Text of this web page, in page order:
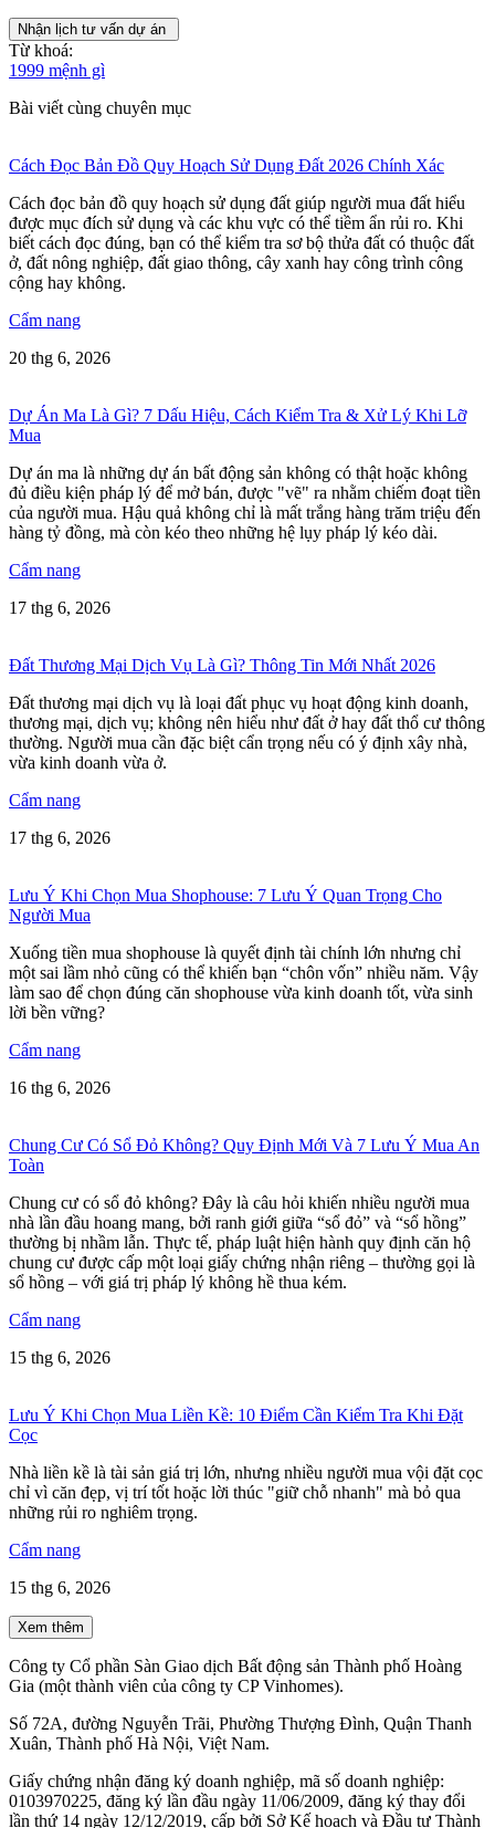
Nhận lịch tư vấn dự án
Từ khoá:
1999 mệnh gì
Bài viết cùng chuyên mục
Cách Đọc Bản Đồ Quy Hoạch Sử Dụng Đất 2026 Chính Xác
Cách đọc bản đồ quy hoạch sử dụng đất giúp người mua đất hiểu
được mục đích sử dụng và các khu vực có thể tiềm ẩn rủi ro. Khi
biết cách đọc đúng, bạn có thể kiểm tra sơ bộ thửa đất có thuộc đất
ở, đất nông nghiệp, đất giao thông, cây xanh hay công trình công
cộng hay không.
Cẩm nang
20 thg 6, 2026
Dự Án Ma Là Gì? 7 Dấu Hiệu, Cách Kiểm Tra & Xử Lý Khi Lỡ
Mua
Dự án ma là những dự án bất động sản không có thật hoặc không
đủ điều kiện pháp lý để mở bán, được "vẽ" ra nhằm chiếm đoạt tiền
của người mua. Hậu quả không chỉ là mất trắng hàng trăm triệu đến
hàng tỷ đồng, mà còn kéo theo những hệ lụy pháp lý kéo dài.
Cẩm nang
17 thg 6, 2026
Đất Thương Mại Dịch Vụ Là Gì? Thông Tin Mới Nhất 2026
Đất thương mại dịch vụ là loại đất phục vụ hoạt động kinh doanh,
thương mại, dịch vụ; không nên hiểu như đất ở hay đất thổ cư thông
thường. Người mua cần đặc biệt cẩn trọng nếu có ý định xây nhà,
vừa kinh doanh vừa ở.
Cẩm nang
17 thg 6, 2026
Lưu Ý Khi Chọn Mua Shophouse: 7 Lưu Ý Quan Trọng Cho
Người Mua
Xuống tiền mua shophouse là quyết định tài chính lớn nhưng chỉ
một sai lầm nhỏ cũng có thể khiến bạn “chôn vốn” nhiều năm. Vậy
làm sao để chọn đúng căn shophouse vừa kinh doanh tốt, vừa sinh
lời bền vững?
Cẩm nang
16 thg 6, 2026
Chung Cư Có Sổ Đỏ Không? Quy Định Mới Và 7 Lưu Ý Mua An
Toàn
Chung cư có sổ đỏ không? Đây là câu hỏi khiến nhiều người mua
nhà lần đầu hoang mang, bởi ranh giới giữa “sổ đỏ” và “sổ hồng”
thường bị nhầm lẫn. Thực tế, pháp luật hiện hành quy định căn hộ
chung cư được cấp một loại giấy chứng nhận riêng – thường gọi là
sổ hồng – với giá trị pháp lý không hề thua kém.
Cẩm nang
15 thg 6, 2026
Lưu Ý Khi Chọn Mua Liền Kề: 10 Điểm Cần Kiểm Tra Khi Đặt
Cọc
Nhà liền kề là tài sản giá trị lớn, nhưng nhiều người mua vội đặt cọc
chỉ vì căn đẹp, vị trí tốt hoặc lời thúc "giữ chỗ nhanh" mà bỏ qua
những rủi ro nghiêm trọng.
Cẩm nang
15 thg 6, 2026
Xem thêm
Công ty Cổ phần Sàn Giao dịch Bất động sản Thành phố Hoàng
Gia (một thành viên của công ty CP Vinhomes).
Số 72A, đường Nguyễn Trãi, Phường Thượng Đình, Quận Thanh
Xuân, Thành phố Hà Nội, Việt Nam.
Giấy chứng nhận đăng ký doanh nghiệp, mã số doanh nghiệp:
0103970225, đăng ký lần đầu ngày 11/06/2009, đăng ký thay đổi
lần thứ 14 ngày 12/12/2019, cấp bởi Sở Kế hoạch và Đầu tư Thành